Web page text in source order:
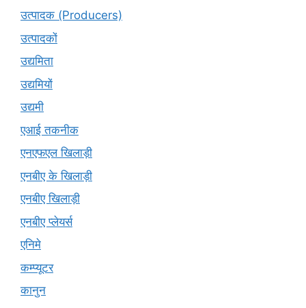
उत्पादक (Producers)
उत्पादकों
उद्यमिता
उद्यमियों
उद्यमी
एआई तकनीक
एनएफएल खिलाड़ी
एनबीए के खिलाड़ी
एनबीए खिलाड़ी
एनबीए प्लेयर्स
एनिमे
कम्प्यूटर
कानुन